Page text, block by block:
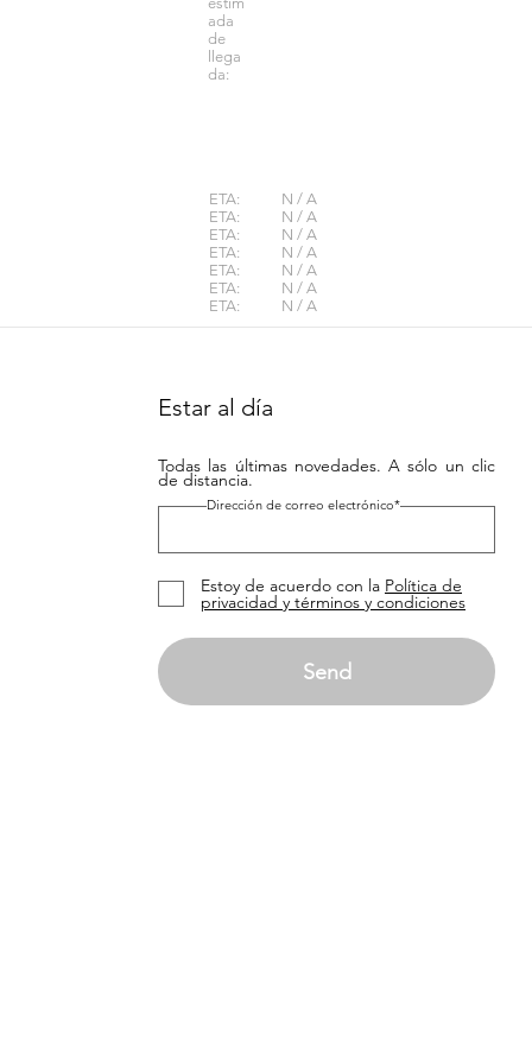
ada
de
llega
da:
ETA:
ETA:
ETA:
ETA:
ETA:
ETA:
ETA:
N / A
N / A
N / A
N / A
N / A
N / A
N / A
Estar al día
Todas las últimas novedades. A sólo un clic
de distancia.
Dirección de correo electrónico*
Estoy de acuerdo con la Política de
privacidad y términos y condiciones
Send